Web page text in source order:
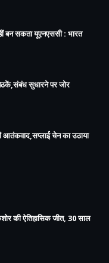
बन सकता यूएनएससी : भारत
सुधारने पर जोर
चेन का उठाया
की ऐतिहासिक जीत, 30 साल